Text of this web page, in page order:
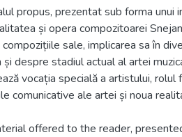
propus, prezentat sub forma unui
și opera compozitoarei
sale, implicarea sa în
și despre stadiul actual al artei
vocația specială a artistului, rolul
comunicative ale artei și noua
offered to the reader,